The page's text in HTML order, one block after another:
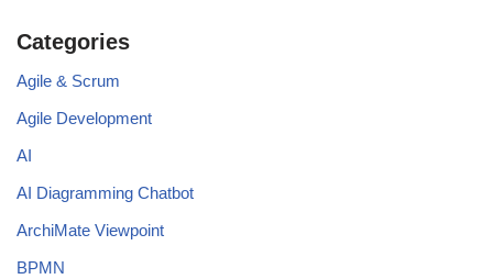
Categories
Agile & Scrum
Agile Development
AI
AI Diagramming Chatbot
ArchiMate Viewpoint
BPMN